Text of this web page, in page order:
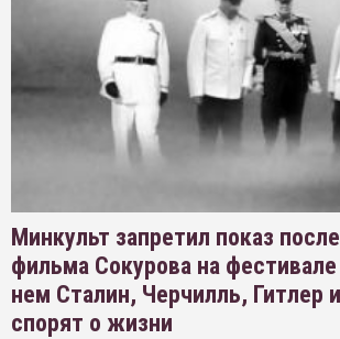
Минкульт запретил показ
фильма Сокурова на
нем Сталин, Черчилль, Гитлер
спорят о жизни